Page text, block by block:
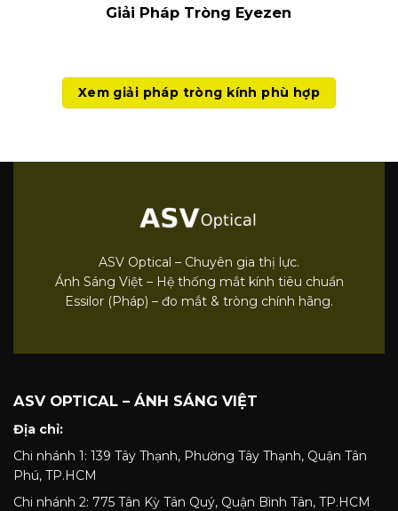
Giải Pháp Tròng Eyezen
Xem giải pháp tròng kính phù hợp
ASV Optical – Chuyên gia thị lực.
Ánh Sáng Việt – Hệ thống mắt kính tiêu chuẩn
Essilor (Pháp) – đo mắt & tròng chính hãng.
ASV OPTICAL – ÁNH SÁNG VIỆT
Địa chỉ:
Chi nhánh 1: 139 Tây Thạnh, Phường Tây Thạnh, Quận Tân
Phú, TP.HCM
Chi nhánh 2: 775 Tân Kỳ Tân Quý, Quận Bình Tân, TP.HCM